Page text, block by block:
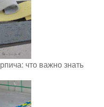
что важно знать